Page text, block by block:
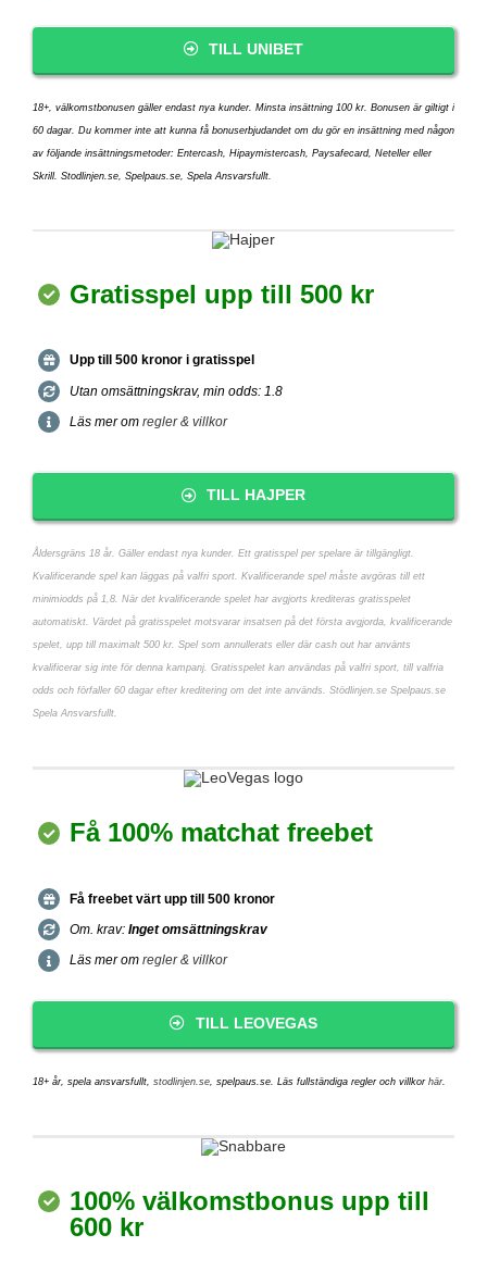
TILL UNIBET
18+, välkomstbonusen gäller endast nya kunder. Minsta insättning 100 kr. Bonusen är giltigt i
60 dagar. Du kommer inte att kunna få bonuserbjudandet om du gör en insättning med någon
av följande insättningsmetoder: Entercash, Hipaymistercash, Paysafecard, Neteller eller
Skrill. Stodlinjen.se, Spelpaus.se, Spela Ansvarsfullt.
Gratisspel upp till 500 kr
Upp till 500 kronor i gratisspel
Utan omsättningskrav, min odds: 1.8
Läs mer om regler & villkor
TILL HAJPER
Åldersgräns 18 år. Gäller endast nya kunder. Ett gratisspel per spelare är tillgängligt.
Kvalificerande spel kan läggas på valfri sport. Kvalificerande spel måste avgöras till ett
minimiodds på 1,8. När det kvalificerande spelet har avgjorts krediteras gratisspelet
automatiskt. Värdet på gratisspelet motsvarar insatsen på det första avgjorda, kvalificerande
spelet, upp till maximalt 500 kr. Spel som annullerats eller där cash out har använts
kvalificerar sig inte för denna kampanj. Gratisspelet kan användas på valfri sport, till valfria
odds och förfaller 60 dagar efter kreditering om det inte används. Stödlinjen.se Spelpaus.se
Spela Ansvarsfullt.
Få 100% matchat freebet
Få freebet värt upp till 500 kronor
Om. krav:Inget omsättningskrav
Läs mer om regler & villkor
TILL LEOVEGAS
18+ år, spela ansvarsfullt, stodlinjen.se , spelpaus.se. Läs fullständiga regler och villkor här.
100% välkomstbonus upp till
600 kr